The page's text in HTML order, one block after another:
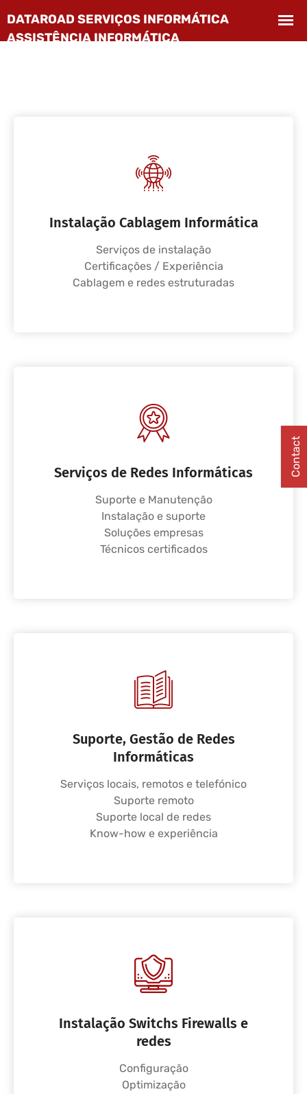
Instalação Cablagem Informática
Serviços de instalação
Certificações / Experiência
Cablagem e redes estruturadas
Serviços de Redes Informáticas
Suporte e Manutenção
Instalação e suporte
Soluções empresas
Técnicos certificados
Suporte, Gestão de Redes
Informáticas
Serviços locais, remotos e telefónico
Suporte remoto
Suporte local de redes
Know-how e experiência
Instalação Switchs Firewalls e
redes
Configuração
Optimização
Contact